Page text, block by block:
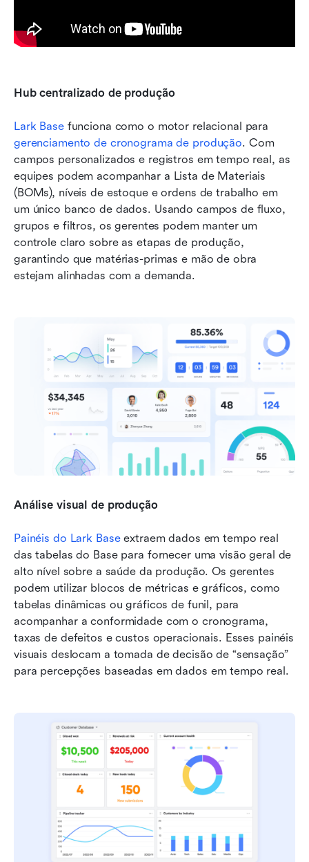
Hub centralizado de produção
Lark Base
gerenciamento de cronograma de produção. Com
campos personalizados e registros em tempo real, as
equipes podem acompanhar a Lista de Materiais
(BOMs), níveis de estoque e ordens de trabalho em
um único banco de dados. Usando campos de fluxo,
grupos e filtros, os gerentes podem manter um
controle claro sobre as etapas de produção,
garantindo que matérias-primas e mão de obra
estejam alinhadas com a demanda.
Análise visual de produção
Painéis do Lark Base extraem dados em tempo real
das tabelas do Base para fornecer uma visão geral de
alto nível sobre a saúde da produção. Os gerentes
podem utilizar blocos de métricas e gráficos, como
tabelas dinâmicas ou gráficos de funil, para
acompanhar a conformidade com o cronograma,
taxas de defeitos e custos operacionais. Esses painéis
visuais deslocam a tomada de decisão de “sensação”
para percepções baseadas em dados em tempo real.